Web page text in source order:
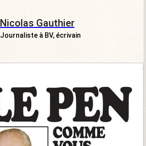
Nicolas Gauthier
Journaliste à BV, écrivain